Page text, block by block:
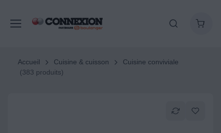
Accueil Cuisine & cuisson
Cuisine conviviale
(383 produits)